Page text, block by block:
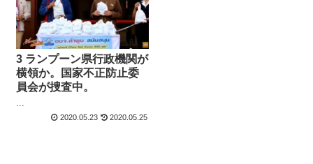
3 ランプーン県行政機関が
横領か。国家不正防止委
員会が捜査中。
...
2020.05.23 2020.05.25